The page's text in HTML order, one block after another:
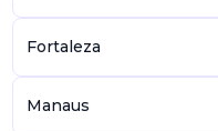
Fortaleza
Manaus